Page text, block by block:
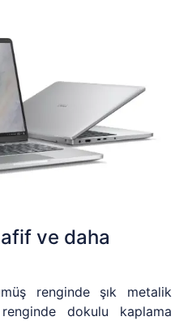
ve daha
renginde şık metalik
dokulu kaplama